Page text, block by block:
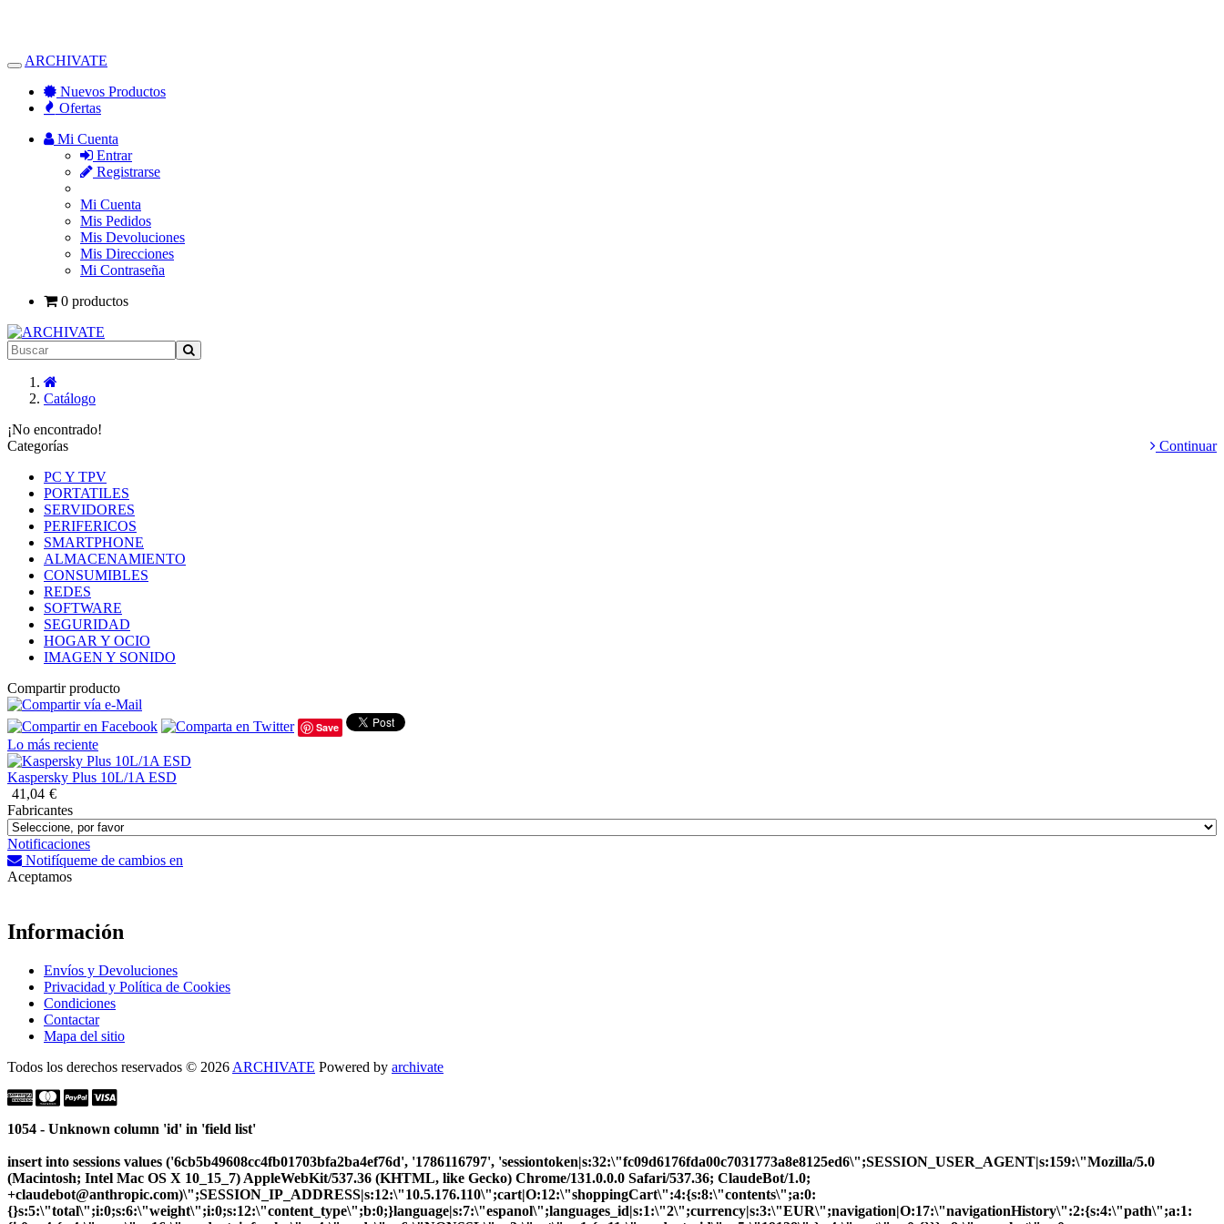
Alternar
Navegación
ARCHIVATE
Nuevos Productos
Ofertas
Mi Cuenta
Entrar
Registrarse
Mi Cuenta
Mis Pedidos
Mis Devoluciones
Mis Direcciones
Mi Contraseña
0 productos
Catálogo
¡No encontrado!
Continuar
Categorías
PC Y TPV
PORTATILES
SERVIDORES
PERIFERICOS
SMARTPHONE
ALMACENAMIENTO
CONSUMIBLES
REDES
SOFTWARE
SEGURIDAD
HOGAR Y OCIO
IMAGEN Y SONIDO
Compartir producto
Save
Lo más reciente
Kaspersky Plus 10L/1A ESD
41,04 €
Fabricantes
Notificaciones
Notifíqueme de cambios en
Aceptamos
Información
Envíos y Devoluciones
Privacidad y Política de Cookies
Condiciones
Contactar
Mapa del sitio
Todos los derechos reservados © 2026 ARCHIVATE Powered by archivate
1054 - Unknown column 'id' in 'field list'
insert into sessions values ('6cb5b49608cc4fb01703bfa2ba4ef76d', '1786116797', 'sessiontoken|s:32:\"fc09d6176fda00c7031773a8e8125ed6\";SESSION_USER_AGENT|s:159:\"Mozilla/5.0
(Macintosh; Intel Mac OS X 10_15_7) AppleWebKit/537.36 (KHTML, like Gecko) Chrome/131.0.0.0 Safari/537.36; ClaudeBot/1.0;
+claudebot@anthropic.com)\";SESSION_IP_ADDRESS|s:12:\"10.5.176.110\";cart|O:12:\"shoppingCart\":4:{s:8:\"contents\";a:0:
{}s:5:\"total\";i:0;s:6:\"weight\";i:0;s:12:\"content_type\";b:0;}language|s:7:\"espanol\";languages_id|s:1:\"2\";currency|s:3:\"EUR\";navigation|O:17:\"navigationHistory\":2:{s:4:\"path\";a:1: